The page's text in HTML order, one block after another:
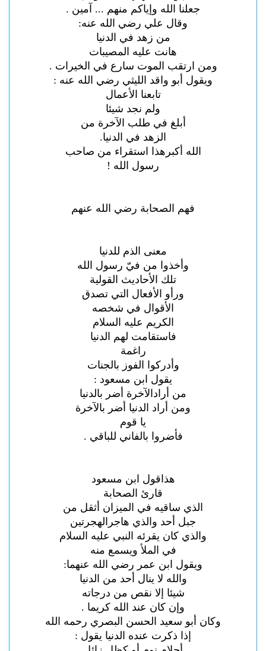
جعلنا الله وإياكم منهم ... آمين .
وقال علي رضي الله عنه:
من زهد في الدنيا
هانت عليه المصيبات
ومن ارتقب الموت سارع في الخيرات .
ويقول أبو واقد الليثي رضي الله عنه :
تابعنا الأعمال
ولم نجد شيئا
أبلغ في طلب الآخرة من
الزهد في الدنيا.
الله أكبرهذا استقراء من صاحب
رسول الله !
فهم الصحابة رضي الله عنهم
معنى الذم للدنيا
وأخذوا من فيّ رسول الله
تلك الأحاديث القولية
ورأو الأفعال التي تصدق
الأقوال في شخصه
الكريم عليه السلام
فاستقامت لهم الدنيا
راغمة
وأدركوا الفوز بالجنات
يقول ابن مسعود :
من أرادالآخرة أضر بالدنيا
ومن أراد الدنيا أضر بالآخرة
يا قوم
فأضروا بالفاني للباقي .
هذاقول ابن مسعود
قارئ الصحابة
الذي ساقيه في الميزان أثقل من
جبل أحد والذي هاجرالهجرتين
والذي كان يقرئه النبي عليه السلام
في الملأ ويسمع منه
ويقول ابن عمر رضي الله عنهما:
والله لا ينال أحد من الدنيا
شيئا إلا نقص من درجاته
وإن كان عند الله كريما .
وكان أبو سعيد الحسن البصري رحمه الله
إذا ذكرت عنده الدنيا يقول :